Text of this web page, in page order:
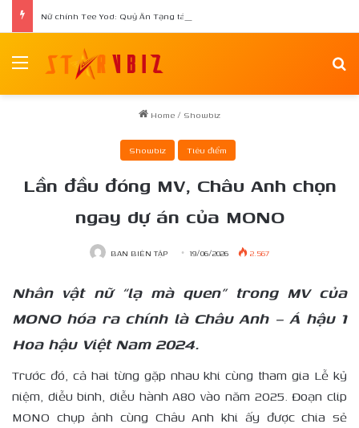
Menu
Home/ Showbiz
Showbiz Tiêu điểm
Lần đầu đóng MV, Châu Anh chọn
ngay dự án của MONO
BAN BIÊN TẬP 19/06/2026 2.567
Nhân vật nữ “lạ mà quen” trong MV của
MONO hóa ra chính là Châu Anh – Á hậu 1
Hoa hậu Việt Nam 2024.
Trước đó, cả hai từng gặp nhau khi cùng tham gia Lễ kỷ
niệm, diễu binh, diễu hành A80 vào năm 2025. Đoạn clip
MONO chụp ảnh cùng Châu Anh khi ấy được chia sẻ